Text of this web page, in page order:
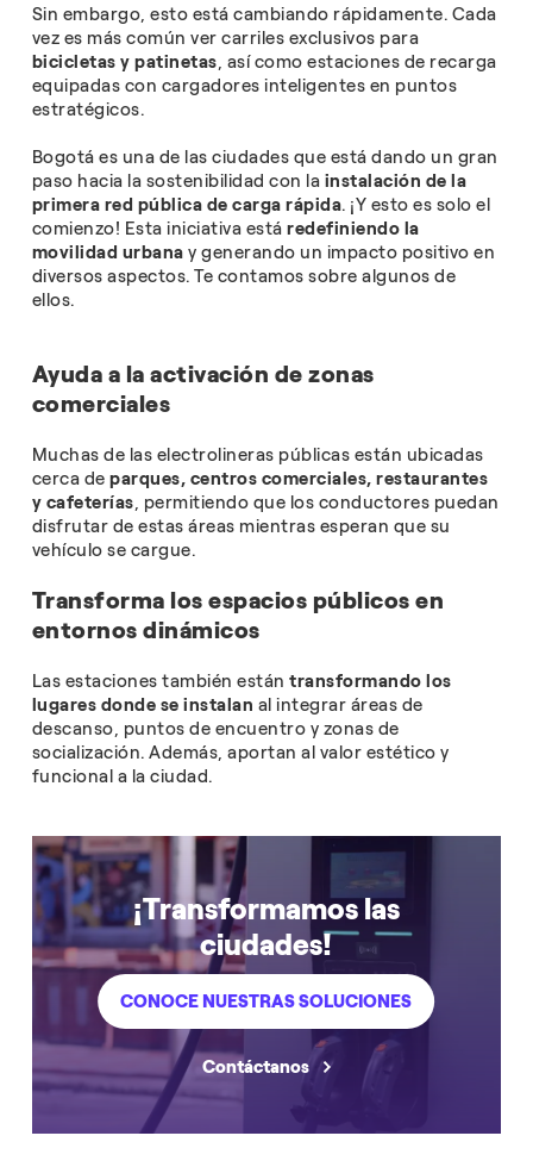
Sin embargo, esto está cambiando rápidamente. Cada
vez es más común ver carriles exclusivos para
bicicletas y patinetas, así como estaciones de recarga
equipadas con cargadores inteligentes en puntos
estratégicos.
Bogotá es una de las ciudades que está dando un gran
paso hacia la sostenibilidad con la instalación de la
primera red pública de carga rápida. ¡Y esto es solo el
comienzo! Esta iniciativa estáredefiniendo la
movilidad urbana y generando un impacto positivo en
diversos aspectos. Te contamos sobre algunos de
ellos.
Ayuda a la activación de zonas
comerciales
Muchas de las electrolineras públicas están ubicadas
cerca deparques, centros comerciales, restaurantes
y cafeterías, permitiendo que los conductores puedan
disfrutar de estas áreas mientras esperan que su
vehículo se cargue.
Transforma los espacios públicos en
entornos dinámicos
Las estaciones también estántransformando los
lugares donde se instalan al integrar áreas de
descanso, puntos de encuentro y zonas de
socialización. Además, aportan al valor estético y
funcional a la ciudad.
¡Transformamos las
ciudades!
CONOCE NUESTRAS SOLUCIONES
Contáctanos